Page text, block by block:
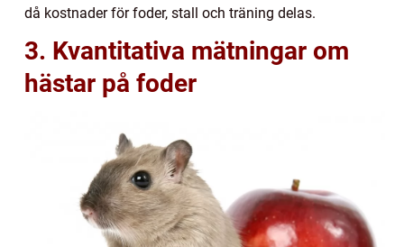
då kostnader för foder, stall och träning delas.
3. Kvantitativa mätningar om
hästar på foder